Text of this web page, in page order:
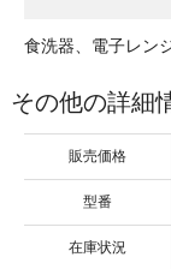
食洗器、電子レン
その他の詳細
販売価格
型番
在庫状況